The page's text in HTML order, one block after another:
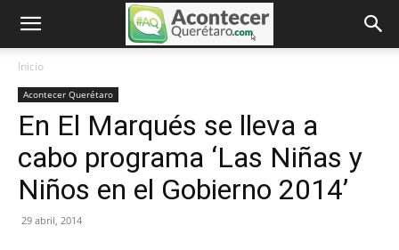
Inicio
Acontecer Querétaro
En El Marqués se lleva a
cabo programa ‘Las Niñas y
Niños en el Gobierno 2014’
29 abril, 2014